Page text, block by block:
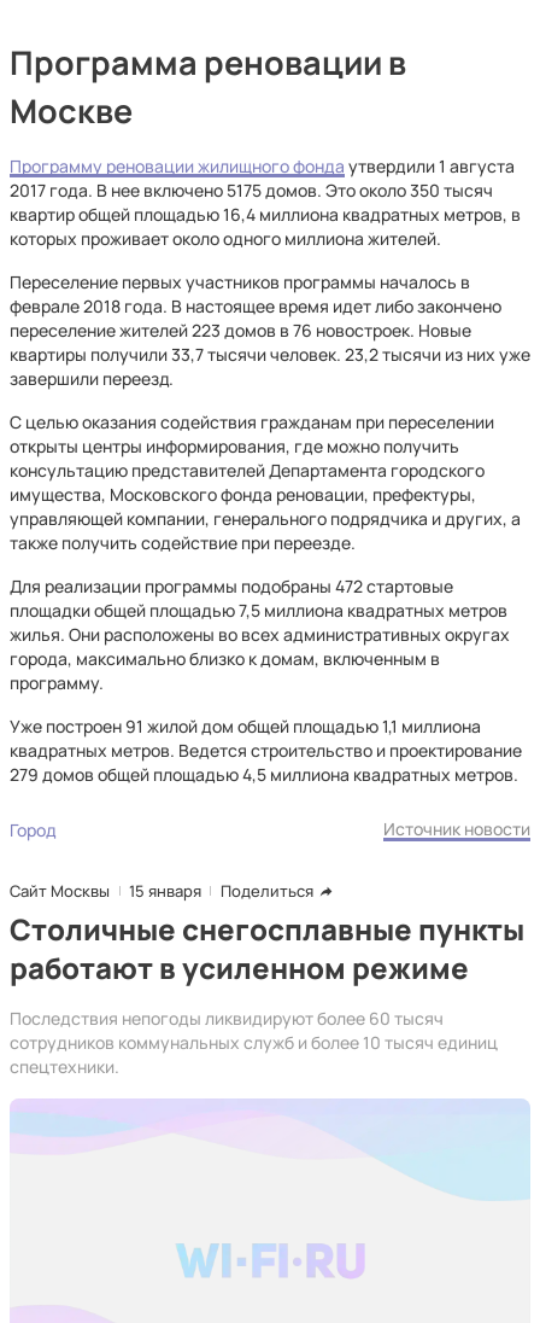
Программа реновации в
Москве
Программу реновации жилищного фонда утвердили 1 августа
2017 года. В нее включено 5175 домов. Это около 350 тысяч
квартир общей площадью 16,4 миллиона квадратных метров, в
которых проживает около одного миллиона жителей.
Переселение первых участников программы началось в
феврале 2018 года. В настоящее время идет либо закончено
переселение жителей 223 домов в 76 новостроек. Новые
квартиры получили 33,7 тысячи человек. 23,2 тысячи из них уже
завершили переезд.
С целью оказания содействия гражданам при переселении
открыты центры информирования, где можно получить
консультацию представителей Департамента городского
имущества, Московского фонда реновации, префектуры,
управляющей компании, генерального подрядчика и других, а
также получить содействие при переезде.
Для реализации программы подобраны 472 стартовые
площадки общей площадью 7,5 миллиона квадратных метров
жилья. Они расположены во всех административных округах
города, максимально близко к домам, включенным в
программу.
Уже построен 91 жилой дом общей площадью 1,1 миллиона
квадратных метров. Ведется строительство и проектирование
279 домов общей площадью 4,5 миллиона квадратных метров.
Город Источник новости
Сайт Москвы 15 января Поделиться
Столичные снегосплавные пункты
работают в усиленном режиме
Последствия непогоды ликвидируют более 60 тысяч
сотрудников коммунальных служб и более 10 тысяч единиц
спецтехники.